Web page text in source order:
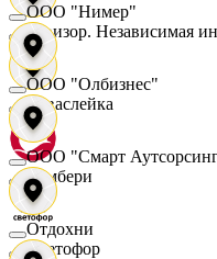
Ревизор. Независимая
Саваслейка
Самбери
Светофор
ООО "Нимер"
ООО "Олбизнес"
ООО "Смарт
Отдохни